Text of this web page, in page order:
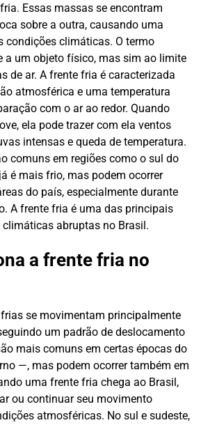
Essas massas se encontram
sobre a outra, causando uma
condições climáticas. O termo
a um objeto físico, mas sim ao limite
de ar. A frente fria é caracterizada
atmosférica e uma temperatura
com o ar ao redor. Quando
ela pode trazer com ela ventos
intensas e queda de temperatura.
comuns em regiões como o sul do
é mais frio, mas podem ocorrer
do país, especialmente durante
A frente fria é uma das principais
abruptas no Brasil.
a frente fria no
se movimentam principalmente
um padrão de deslocamento
mais comuns em certas épocas do
—, mas podem ocorrer também em
uma frente fria chega ao Brasil,
ou continuar seu movimento
atmosféricas. No sul e sudeste,